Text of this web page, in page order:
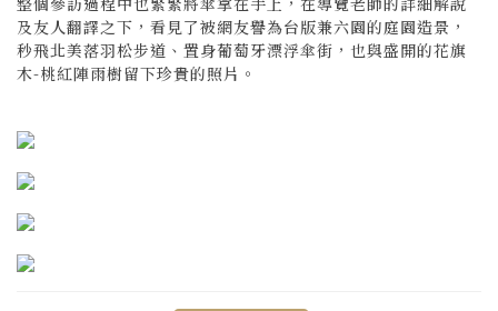
及友人翻譯之下，看見了被網友譽為台版兼六園的庭園造景，
秒飛北美落羽松步道、置身葡萄牙漂浮傘街，也與盛開的花旗
木-桃紅陣雨樹留下珍貴的照片。